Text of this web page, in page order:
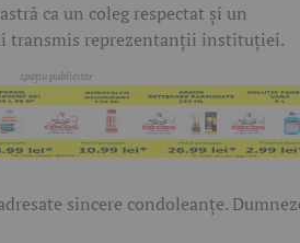
ca un coleg respectat și un
transmis reprezentanții instituției.
sincere condoleanțe.